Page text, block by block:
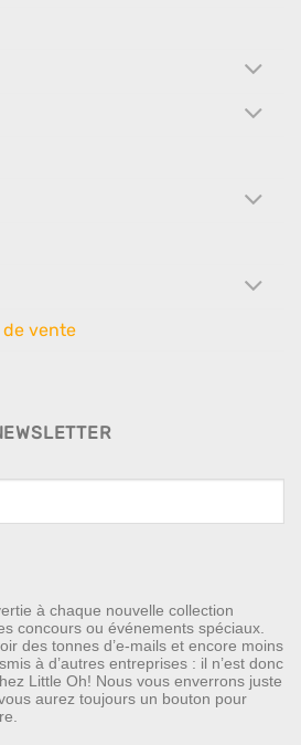
vente
à chaque nouvelle collection
concours ou événements spéciaux.
des tonnes d’e-mails et encore moins
à d’autres entreprises : il n’est donc
Little Oh! Nous vous enverrons juste
aurez toujours un bouton pour